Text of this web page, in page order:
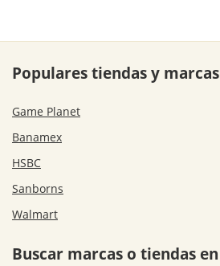
Populares tiendas y
Game Planet
Banamex
HSBC
Sanborns
Walmart
Buscar marcas o tiendas